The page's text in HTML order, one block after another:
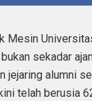
Mesin
sekadar
alumni
telah berusia